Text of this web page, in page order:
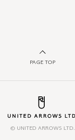
PAGE TOP
© UNITED ARROWS LTD.